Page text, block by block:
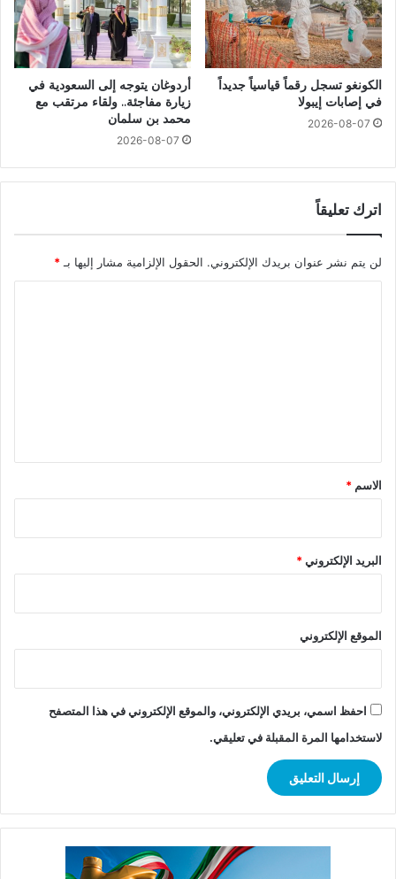
الكونغو تسجل رقماً قياسياً جديداً
في إصابات إيبولا
2026-08-07
أردوغان يتوجه إلى السعودية في
زيارة مفاجئة.. ولقاء مرتقب مع
محمد بن سلمان
2026-08-07
اترك تعليقاً
لن يتم نشر عنوان بريدك الإلكتروني. الحقول الإلزامية مشار إليها بـ*
*
الاسم *
البريد الإلكتروني*
الموقع الإلكتروني
احفظ اسمي، بريدي الإلكتروني، والموقع الإلكتروني في هذا المتصفح
لاستخدامها المرة المقبلة في تعليقي.